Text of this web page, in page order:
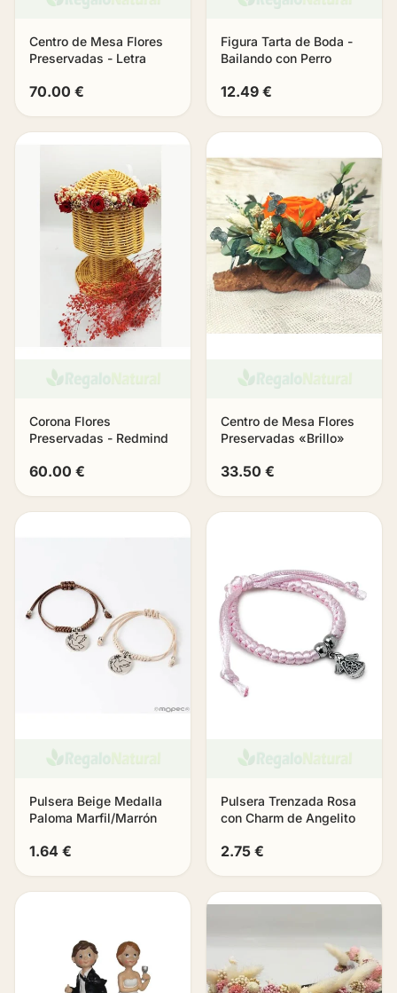
Centro de Mesa Flores
Preservadas - Letra
70.00 €
Figura Tarta de Boda -
Bailando con Perro
12.49 €
Corona Flores
Preservadas - Redmind
60.00 €
Centro de Mesa Flores
Preservadas «Brillo»
33.50 €
Pulsera Beige Medalla
Paloma Marfil/Marrón
1.64 €
Pulsera Trenzada Rosa
con Charm de Angelito
2.75 €